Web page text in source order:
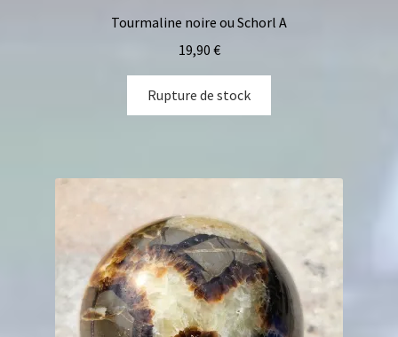
Tourmaline noire ou Schorl A
19,90 €
Rupture de stock